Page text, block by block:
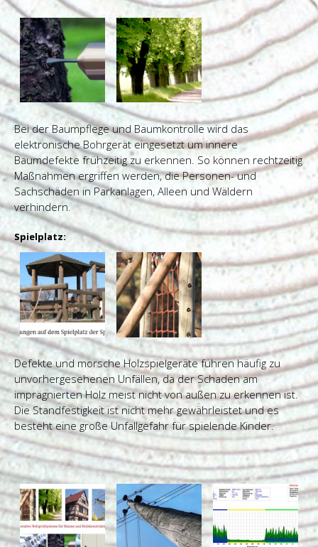
Bei der Baumpflege und Baumkontrolle wird das
elektronische Bohrgerät eingesetzt um innere
Baumdefekte frühzeitig zu erkennen. So können rechtzeitig
Maßnahmen ergriffen werden, die Personen- und
Sachschäden in Parkanlagen, Alleen und Wäldern
verhindern.
Spielplatz:
Defekte und morsche Holzspielgeräte führen häufig zu
unvorhergesehenen Unfällen, da der Schaden am
imprägnierten Holz meist nicht von außen zu erkennen ist.
Die Standfestigkeit ist nicht mehr gewährleistet und es
besteht eine große Unfallgefahr für spielende Kinder.